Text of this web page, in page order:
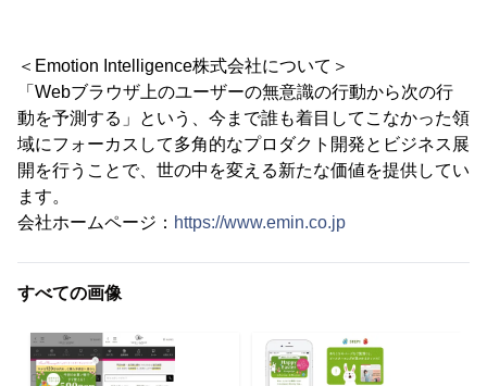
＜Emotion Intelligence株式会社について＞
「Webブラウザ上のユーザーの無意識の行動から次の行
動を予測する」という、今まで誰も着目してこなかった領
域にフォーカスして多角的なプロダクト開発とビジネス展
開を行うことで、世の中を変える新たな価値を提供してい
ます。
会社ホームページ： https://www.emin.co.jp
すべての画像